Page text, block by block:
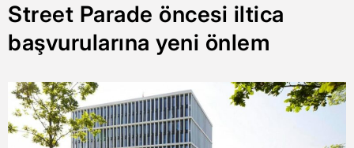
Street Parade öncesi iltica
başvurularına yeni önlem